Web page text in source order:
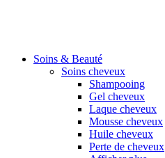
Soins & Beauté
Soins cheveux
Shampooing
Gel cheveux
Laque cheveux
Mousse cheveux
Huile cheveux
Perte de cheveux